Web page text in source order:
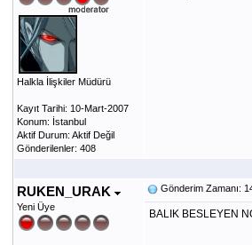
Halkla İlişkiler Müdürü
Kayıt Tarihi: 10-Mart-2007
Konum: İstanbul
Aktif Durum: Aktif Değil
Gönderilenler: 408
RUKEN_URAK
Yeni Üye
Gönderim Zamanı:
BALIK BESLEYEN